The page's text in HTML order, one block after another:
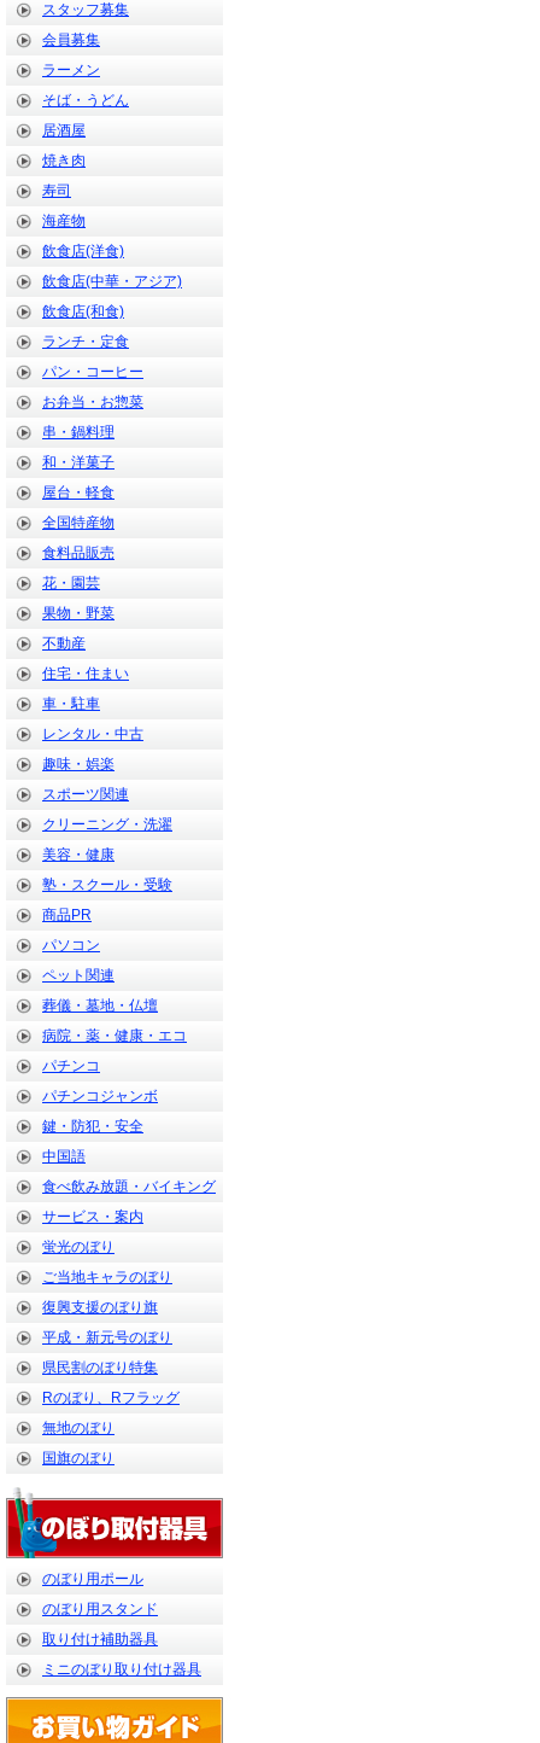
スタッフ募集
会員募集
ラーメン
そば・うどん
居酒屋
焼き肉
寿司
海産物
飲食店(洋食)
飲食店(中華・アジア)
飲食店(和食)
ランチ・定食
パン・コーヒー
お弁当・お惣菜
串・鍋料理
和・洋菓子
屋台・軽食
全国特産物
食料品販売
花・園芸
果物・野菜
不動産
住宅・住まい
車・駐車
レンタル・中古
趣味・娯楽
スポーツ関連
クリーニング・洗濯
美容・健康
塾・スクール・受験
商品PR
パソコン
ペット関連
葬儀・墓地・仏壇
病院・薬・健康・エコ
パチンコ
パチンコジャンボ
鍵・防犯・安全
中国語
食べ飲み放題・バイキング
サービス・案内
蛍光のぼり
ご当地キャラのぼり
復興支援のぼり旗
平成・新元号のぼり
県民割のぼり特集
Rのぼり、Rフラッグ
無地のぼり
国旗のぼり
のぼり用ポール
のぼり用スタンド
取り付け補助器具
ミニのぼり取り付け器具